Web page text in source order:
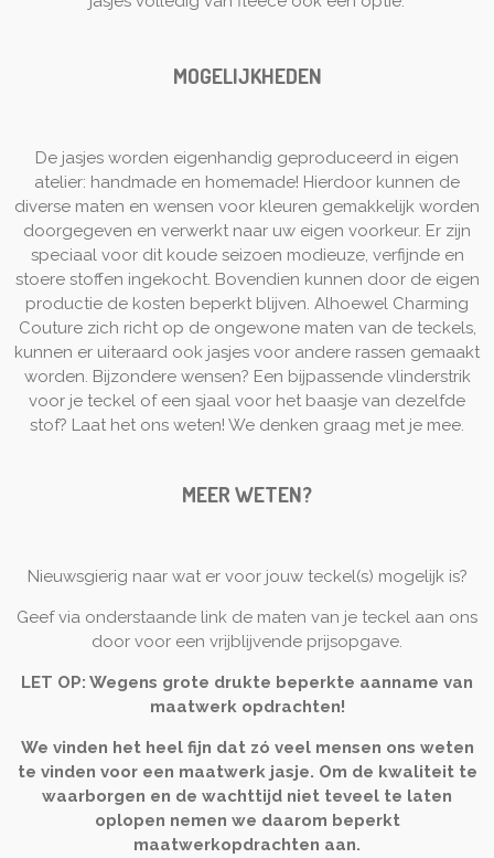
MOGELIJKHEDEN
De jasjes worden eigenhandig geproduceerd in eigen
atelier: handmade en homemade! Hierdoor kunnen de
diverse maten en wensen voor kleuren gemakkelijk worden
doorgegeven en verwerkt naar uw eigen voorkeur. Er zijn
speciaal voor dit koude seizoen modieuze, verfijnde en
stoere stoffen ingekocht. Bovendien kunnen door de eigen
productie de kosten beperkt blijven. Alhoewel Charming
Couture zich richt op de ongewone maten van de teckels,
kunnen er uiteraard ook jasjes voor andere rassen gemaakt
worden. Bijzondere wensen? Een bijpassende vlinderstrik
voor je teckel of een sjaal voor het baasje van dezelfde
stof? Laat het ons weten! We denken graag met je mee.
MEER WETEN?
Nieuwsgierig naar wat er voor jouw teckel(s) mogelijk is?
Geef via onderstaande link de maten van je teckel aan ons
door voor een vrijblijvende prijsopgave.
LET OP: Wegens grote drukte beperkte aanname van
maatwerk opdrachten!
We vinden het heel fijn dat zó veel mensen ons weten
te vinden voor een maatwerk jasje. Om de kwaliteit te
waarborgen en de wachttijd niet teveel te laten
oplopen nemen we daarom beperkt
maatwerkopdrachten aan.